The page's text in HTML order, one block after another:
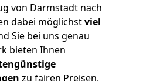
von Darmstadt nach
dabei möglichstviel
Sie bei uns genau
bieten Ihnen
zu fairen Preisen,